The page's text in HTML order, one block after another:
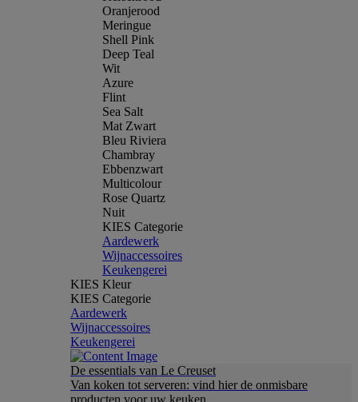
Oranjerood
Meringue
Shell Pink
Deep Teal
Wit
Azure
Flint
Sea Salt
Mat Zwart
Bleu Riviera
Chambray
Ebbenzwart
Multicolour
Rose Quartz
Nuit
KIES Categorie
Aardewerk
Wijnaccessoires
Keukengerei
KIES Kleur
KIES Categorie
Aardewerk
Wijnaccessoires
Keukengerei
De essentials van Le Creuset
Van koken tot serveren: vind hier de onmisbare
producten voor uw keuken.